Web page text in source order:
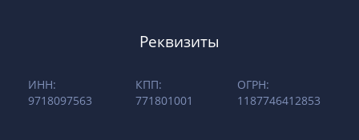
Реквизиты
ИНН:
9718097563
КПП:
771801001
ОГРН:
1187746412853